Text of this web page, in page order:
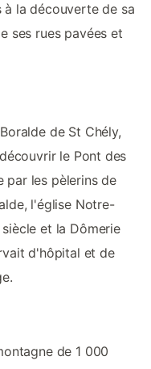
à la découverte de sa
ses rues pavées et
de St Chély,
le Pont des
par les pèlerins de
l'église Notre-
et la Dômerie
d'hôpital et de
de 1 000